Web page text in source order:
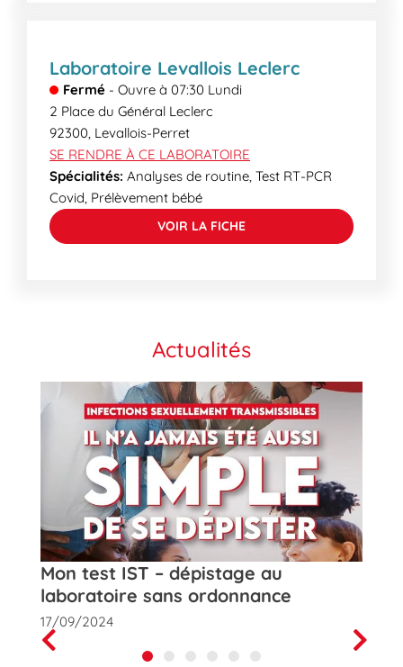
Laboratoire Levallois Leclerc
Fermé - Ouvre à 07:30 Lundi
2 Place du Général Leclerc
92300, Levallois-Perret
SE RENDRE À CE LABORATOIRE
Spécialités: Analyses de routine, Test RT-PCR
Covid, Prélèvement bébé
VOIR LA FICHE
Actualités
Mon test IST – dépistage au
laboratoire sans ordonnance
17/09/2024
Prev
Next